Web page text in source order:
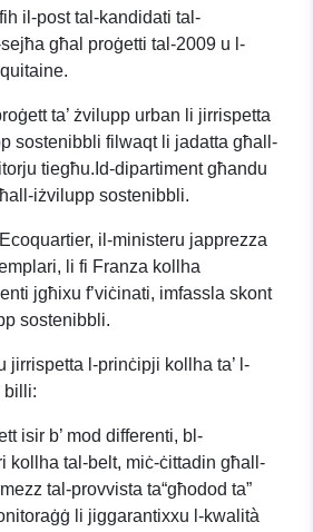
il-post tal-kandidati tal-
għal proġetti tal-2009 u l-
ta’ żvilupp urban li jirrispetta
sostenibbli filwaqt li jadatta għall-
tiegħu.Id-dipartiment għandu
iżvilupp sostenibbli.
il-ministeru japprezza
li fi Franza kollha
jgħixu f’viċinati, imfassla skont
sostenibbli.
jirrispetta l-prinċipji kollha ta’ l-
billi:
isir b’ mod differenti, bl-
kollha tal-belt, miċ-ċittadin għall-
tal-provvista ta“għodod ta”
li jiggarantixxu l-kwalità